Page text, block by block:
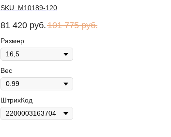
SKU: М10189-120
81 420 руб. 101 775 руб.
Размер
Вес
ШтрихКод